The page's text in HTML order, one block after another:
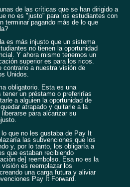
de las críticas que se han dirigido a
no es "justo" para los estudiantes con
terminar pagando más de lo que
es más injusto que un sistema
no tienen la oportunidad
Y ahora mismo tenemos un
superior es para los ricos.
contrario a nuestra visión de
Unidos.
obligatorio. Esta es una
un préstamo o preferirías
a alguien la oportunidad de
atrapado y quitarle a la
para alcanzar su
que no les gustaba de Pay It
las subvenciones que los
y, por lo tanto, los obligaría a
que estaban recibiendo
de] reembolso. Esa no es la
es reemplazar los
una carga futura y aliviar
Pay It Forward.